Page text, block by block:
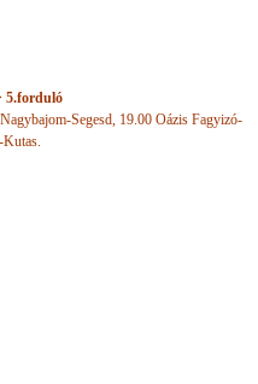
5.forduló
Segesd, 19.00 Oázis Fagyizó-